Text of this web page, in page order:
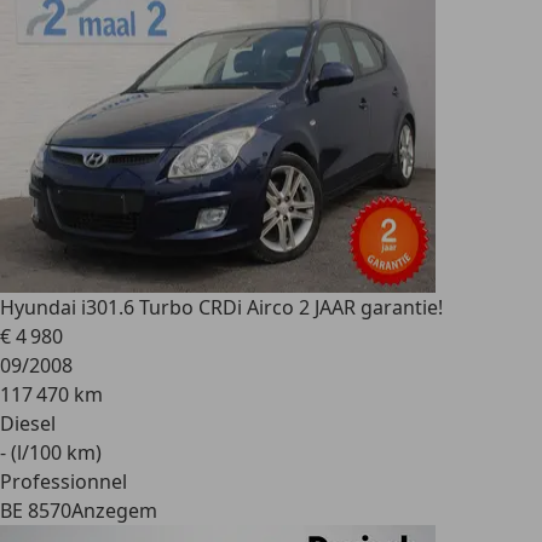
Hyundai i301.6 Turbo CRDi Airco 2 JAAR garantie!
€ 4 980
09/2008
117 470 km
Diesel
- (l/100 km)
Professionnel
BE 8570Anzegem